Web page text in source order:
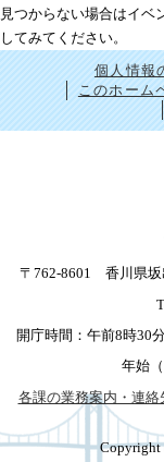
見つからない場合はイベ
してみてください。
個人情報
このホーム
〒762-8601 香川県坂
開庁時間：午前8時30
年始
各課の業務案内・連絡
Copyright